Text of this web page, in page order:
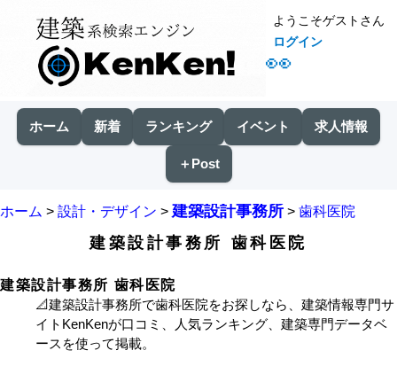
👀
ようこそゲストさん
ログイン
ホーム 新着 ランキング イベント 求人情報
＋Post
ホーム > 設計・デザイン > 建築設計事務所 > 歯科医院
建築設計事務所 歯科医院
建築設計事務所 歯科医院
📐建築設計事務所で歯科医院をお探しなら、建築情報専門サ
イトKenKenが口コミ、人気ランキング、建築専門データベ
ースを使って掲載。